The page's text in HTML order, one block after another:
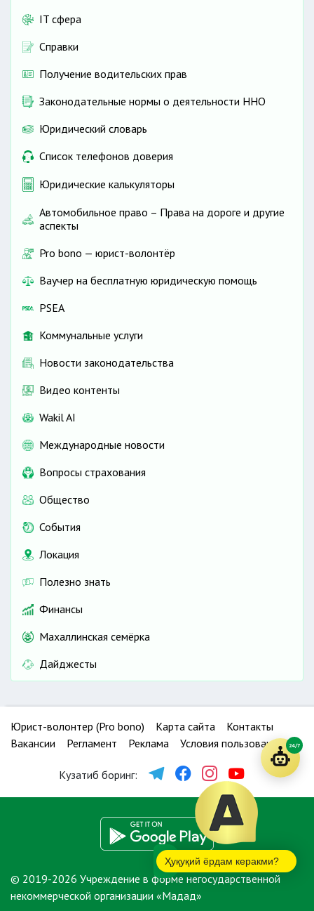
IT сфера
Справки
Получение водительских прав
Законодательные нормы о деятельности ННО
Юридический словарь
Список телефонов доверия
Юридические калькуляторы
Автомобильное право – Права на дороге и другие
аспекты
Pro bono — юрист-волонтёр
Ваучер на бесплатную юридическую помощь
PSEA
Коммунальные услуги
Новости законодательства
Видео контенты
Wakil AI
Международные новости
Вопросы страхования
Общество
События
Локация
Полезно знать
Финансы
Махаллинская семёрка
Дайджесты
Юрист-волонтер (Pro bono) Карта сайта
Контакты
Вакансии
Регламент Реклама Условия пользования
Кузатиб боринг:
© 2019-2026 Учреждение в форме негосударственной
некоммерческой организации «Мадад»
Ҳуқуқий ёрдам керакми?
24/7